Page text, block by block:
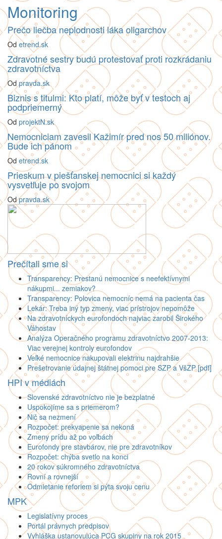
Monitoring
Prečo liečba neplodnosti láka oligarchov
Od etrend.sk
Zdravotné sestry budú protestovať proti rozkrádaniu
zdravotníctva
Odpravda.sk
Biznis s titulmi: Kto platí, môže byť v testoch aj
podpriemerný
Od projektN.sk
Nemocniciam zavesil Kažimír pred nos 50 miliónov.
Bude ich pánom
Od etrend.sk
Prieskum v piešťanskej nemocnici si každý
vysvetľuje po svojom
Odpravda.sk
Prečítali sme si
Transparency: Prestanú nemocnice s neefektívnymi
nákupmi... zemiakov?
Transparency: Polovica nemocníc nemá na pacienta čas
Lekár: Treba iný typ zmeny, viac prístrojov nepomôže
Na zdravotníckych eurofondoch najviac zarobil Širokého
Váhostav
Analýza Operačného programu zdravotníctvo 2007-2013:
Viac verejnej kontroly eurofondov
Veľké nemocnice nakupovali elektrinu najdrahšie
Prešetrovanie údajnej štátnej pomoci pre SZP a VšZP [pdf]
HPI v médiách
Slovenské zdravotníctvo nie je bezplatné
Uspokojíme sa s priemerom?
Nič sa nezmení
Rozpočet: prekvapenie sa nekoná
Zmeny prídu až po voľbách
Eurofondy pre stavbárov, nie pre zdravotníkov
Rozpočet: chýba svetlo na konci
20 rokov súkromného zdravotníctva
Rovní a rovnejší
Odmietanie reforiem si pýta svoju cenu
MPK
Legislatívny proces
Portál právnych predpisov
Vyhláška ustanovujúca PCG skupiny na rok 2015